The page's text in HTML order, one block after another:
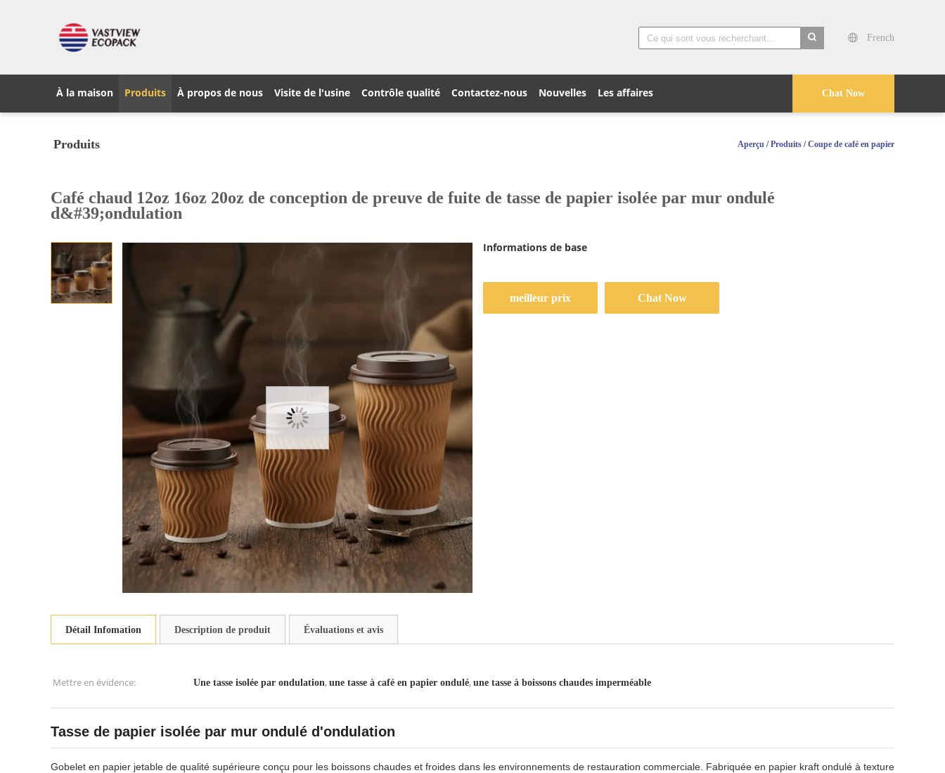
French
Chat Now
À la maison Produits À propos de nous Visite de l'usine Contrôle qualité Contactez-nous Nouvelles Les affaires
Produits Aperçu /Produits /Coupe de café en papier
Café chaud 12oz 16oz 20oz de conception de preuve de fuite de tasse de papier isolée par mur ondulé
d&#39;ondulation
Informations de base
meilleur prix Chat Now
Détail Infomation Description de produit Évaluations et avis
Mettre en évidence: Une tasse isolée par ondulation, une tasse à café en papier ondulé, une tasse à boissons chaudes imperméable
Tasse de papier isolée par mur ondulé d'ondulation
Gobelet en papier jetable de qualité supérieure conçu pour les boissons chaudes et froides dans les environnements de restauration commerciale. Fabriquée en papier kraft ondulé à texture